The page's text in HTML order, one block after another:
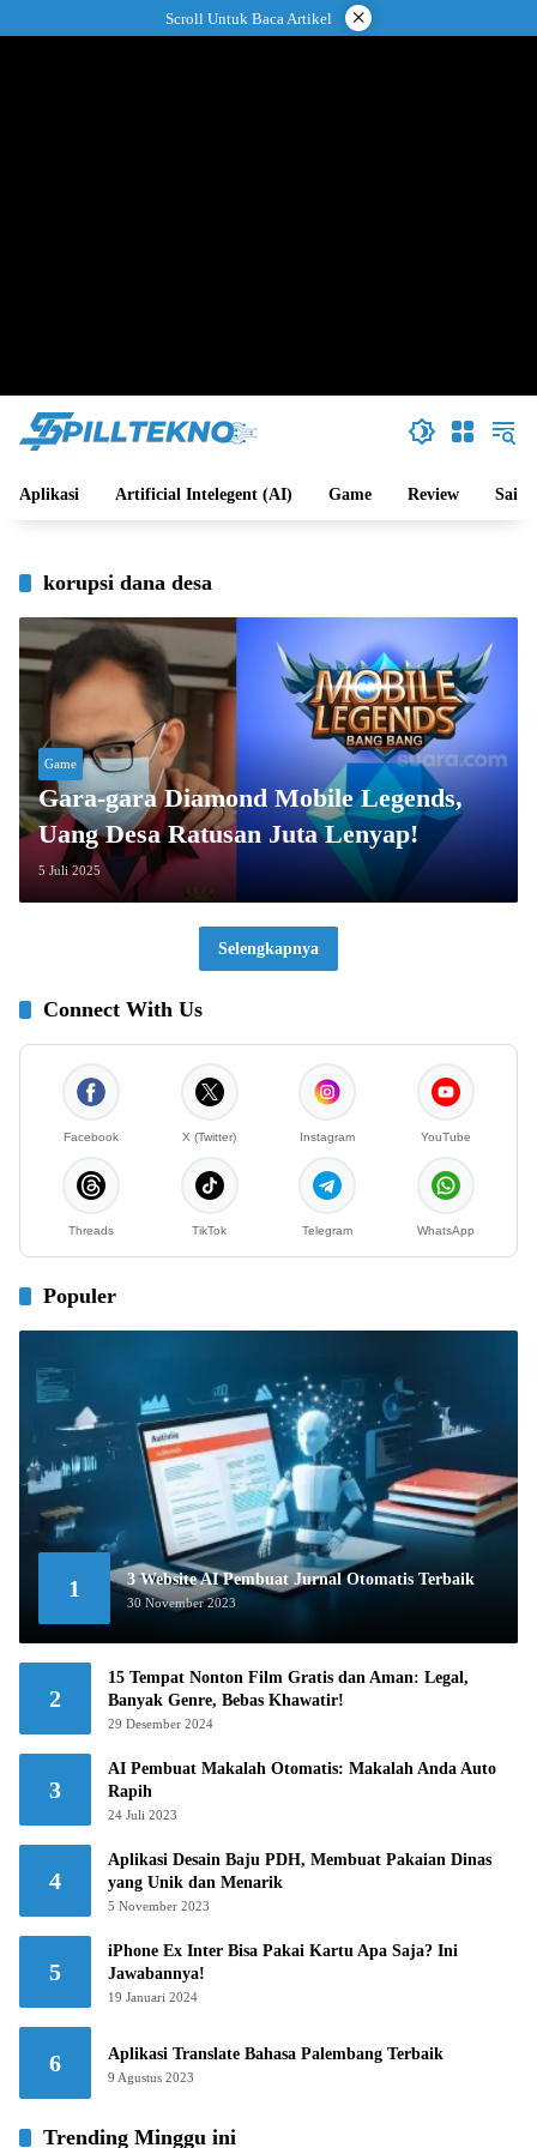
ke
Scroll Untuk Baca Artikel ×
Aplikasi Artificial Intelegent (AI) Game Review Sains
korupsi dana desa
Game
Gara-gara Diamond Mobile Legends,
Uang Desa Ratusan Juta Lenyap!
5 Juli 2025
Selengkapnya
Connect With Us
Facebook X (Twitter) Instagram YouTube
Threads TikTok Telegram WhatsApp
Populer
1 3 Website AI Pembuat Jurnal Otomatis Terbaik
30 November 2023
2
15 Tempat Nonton Film Gratis dan Aman: Legal,
Banyak Genre, Bebas Khawatir!
29 Desember 2024
3
AI Pembuat Makalah Otomatis: Makalah Anda Auto
Rapih
24 Juli 2023
4
Aplikasi Desain Baju PDH, Membuat Pakaian Dinas
yang Unik dan Menarik
5 November 2023
5
iPhone Ex Inter Bisa Pakai Kartu Apa Saja? Ini
Jawabannya!
19 Januari 2024
6 Aplikasi Translate Bahasa Palembang Terbaik
9 Agustus 2023
Trending Minggu ini